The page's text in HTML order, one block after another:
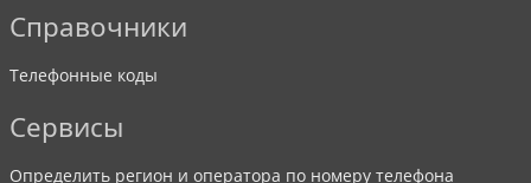
Справочники
Телефонные коды
Сервисы
Определить регион и оператора по номеру телефона